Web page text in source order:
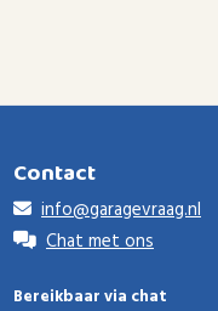
Contact
info@garagevraag.nl
Chat met ons
Bereikbaar via chat